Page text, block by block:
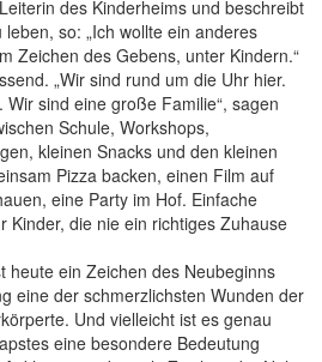
des Kinderheims und beschreibt
so: „Ich wollte ein anderes
Zeichen des Gebens, unter Kindern.“
„Wir sind rund um die Uhr hier.
sind eine große Familie“, sagen
Schule, Workshops,
kleinen Snacks und den kleinen
Pizza backen, einen Film auf
eine Party im Hof. Einfache
Kinder, die nie ein richtiges Zuhause
heute ein Zeichen des Neubeginns
eine der schmerzlichsten Wunden der
Und vielleicht ist es genau
eine besondere Bedeutung